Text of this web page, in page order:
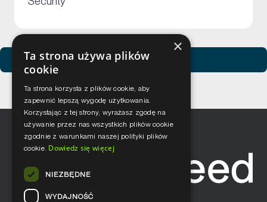
Zobacz usługi Netceed
×
Ta strona używa plików
cookie
Ta strona korzysta z plików cookie, aby
zapewnić lepszą wygodę użytkowania.
Korzystając z tej strony, wyrażasz zgodę na
używanie przez nas wszystkich plików cookie
zgodnie z warunkami naszej polityki plików
cookie. Dowiedz się więcej
NIEZBĘDNE
WYDAJNOŚĆ